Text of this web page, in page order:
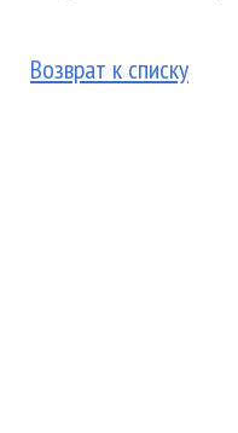
Возврат к списку